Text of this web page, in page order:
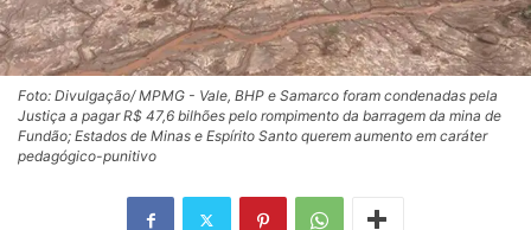
Foto: Divulgação/ MPMG - Vale, BHP e Samarco foram condenadas pela
Justiça a pagar R$ 47,6 bilhões pelo rompimento da barragem da mina de
Fundão; Estados de Minas e Espírito Santo querem aumento em caráter
pedagógico-punitivo